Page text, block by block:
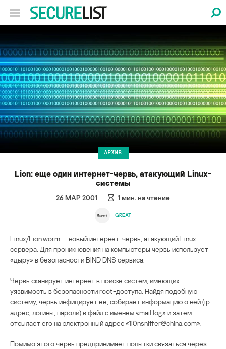
АРХИВ
Lion: еще один интернет-червь, атакующий Linux-
системы
26 МАР 2001 1 мин. на чтение
GREAT
Linux/Lion.worm — новый интернет-червь, атакующий Linux-
сервера. Для проникновения на компьютеры червь использует
«дыру» в безопасности BIND DNS сервиса.
Червь сканирует интернет в поиске систем, имеющих
уязвимость в безопасности root-доступа. Найдя подобную
систему, червь инфицирует ее, собирает информацию о ней (ip-
адрес, логины, пароли) в файл с именем «mail.log» и затем
отсылает его на электронный адрес «1i0nsniffer@china.com».
Помимо этого червь предпринимает попытки связаться через